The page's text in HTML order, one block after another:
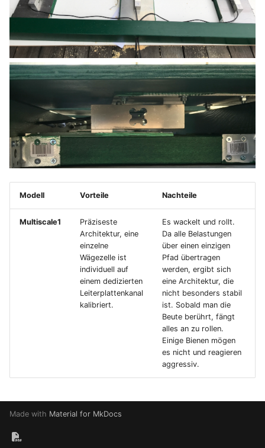
Modell Vorteile Nachteile
Multiscale1
Präziseste
Architektur, eine
einzelne
Wägezelle ist
individuell auf
einem dedizierten
Leiterplattenkanal
kalibriert.
Es wackelt und rollt.
Da alle Belastungen
über einen einzigen
Pfad übertragen
werden, ergibt sich
eine Architektur, die
nicht besonders stabil
ist. Sobald man die
Beute berührt, fängt
alles an zu rollen.
Einige Bienen mögen
es nicht und reagieren
aggressiv.
Made with Material for MkDocs